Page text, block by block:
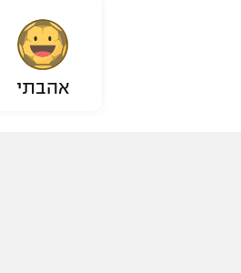
אהבתי